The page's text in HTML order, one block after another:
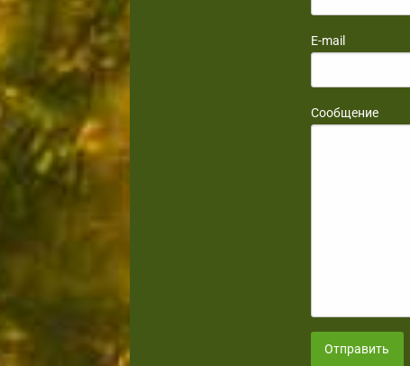
E-mail
Сообщение
Отправить